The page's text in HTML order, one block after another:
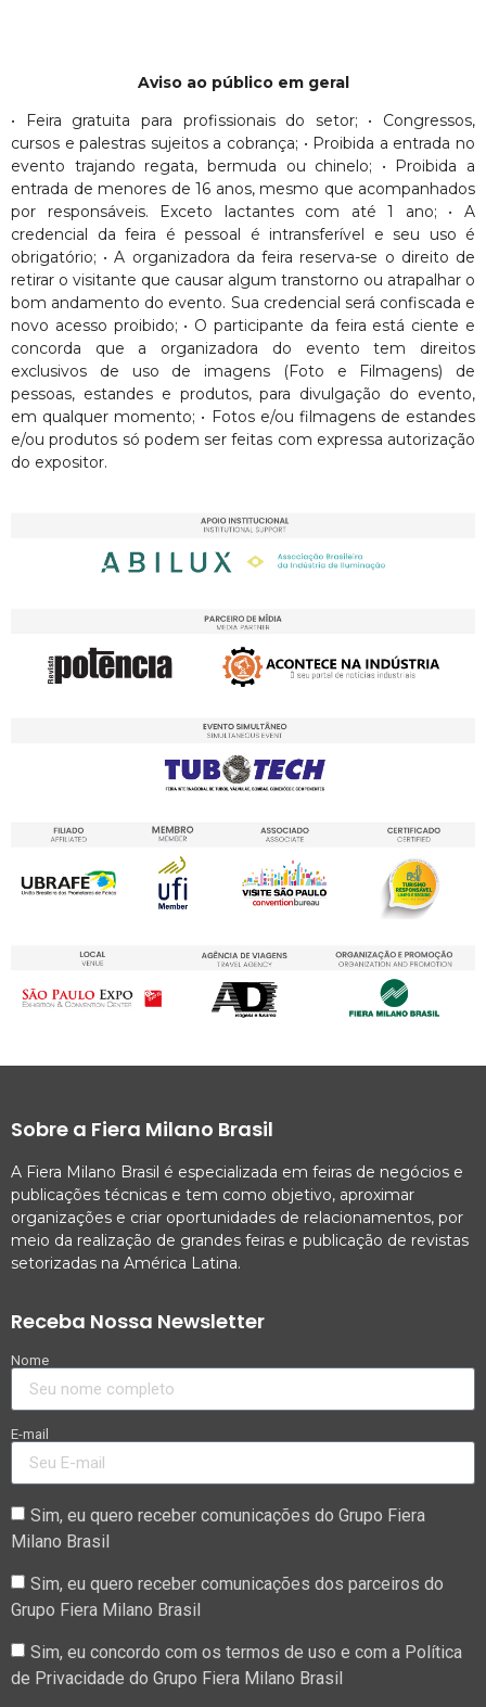
Aviso ao público em geral
• Feira gratuita para profissionais do setor; • Congressos,
cursos e palestras sujeitos a cobrança; • Proibida a entrada no
evento trajando regata, bermuda ou chinelo; • Proibida a
entrada de menores de 16 anos, mesmo que acompanhados
por responsáveis. Exceto lactantes com até 1 ano; • A
credencial da feira é pessoal é intransferível e seu uso é
obrigatório; • A organizadora da feira reserva-se o direito de
retirar o visitante que causar algum transtorno ou atrapalhar o
bom andamento do evento. Sua credencial será confiscada e
novo acesso proibido; • O participante da feira está ciente e
concorda que a organizadora do evento tem direitos
exclusivos de uso de imagens (Foto e Filmagens) de
pessoas, estandes e produtos, para divulgação do evento,
em qualquer momento; • Fotos e/ou filmagens de estandes
e/ou produtos só podem ser feitas com expressa autorização
do expositor.
Sobre a Fiera Milano Brasil
A Fiera Milano Brasil é especializada em feiras de negócios e
publicações técnicas e tem como objetivo, aproximar
organizações e criar oportunidades de relacionamentos, por
meio da realização de grandes feiras e publicação de revistas
setorizadas na América Latina.
Receba Nossa Newsletter
Nome
E-mail
Sim, eu quero receber comunicações do Grupo Fiera
Milano Brasil
Sim, eu quero receber comunicações dos parceiros do
Grupo Fiera Milano Brasil
Sim, eu concordo com os termos de uso e com a Política
de Privacidade do Grupo Fiera Milano Brasil